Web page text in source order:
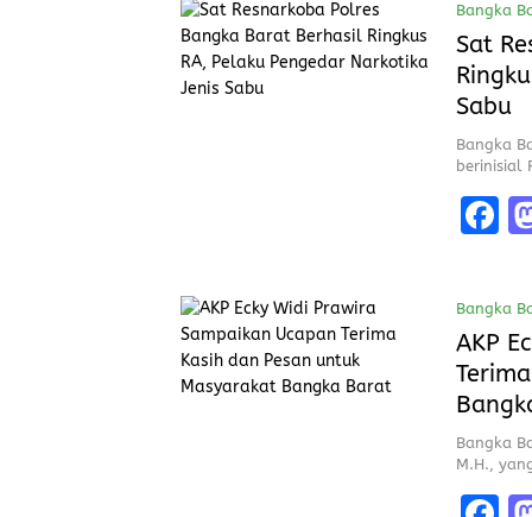
b
o
o
k
Bangka
Sat
Sabu
Bangka
berinisial
F
b
o
o
k
Bangka
AKP
Bangka
M.H.,